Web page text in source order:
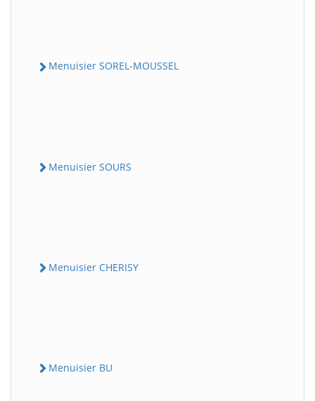
Menuisier SOREL-MOUSSEL
Menuisier SOURS
Menuisier CHERISY
Menuisier BU